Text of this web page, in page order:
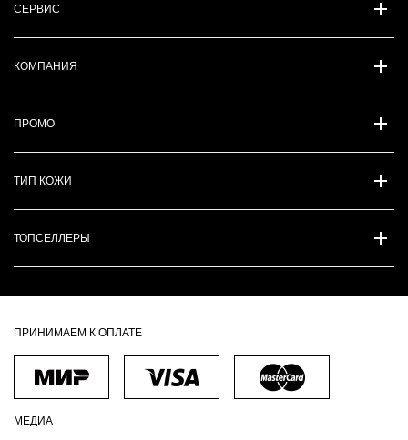
СЕРВИС
КОМПАНИЯ
ПРОМО
ТИП КОЖИ
ТОПСЕЛЛЕРЫ
ПРИНИМАЕМ К ОПЛАТЕ
МЕДИА